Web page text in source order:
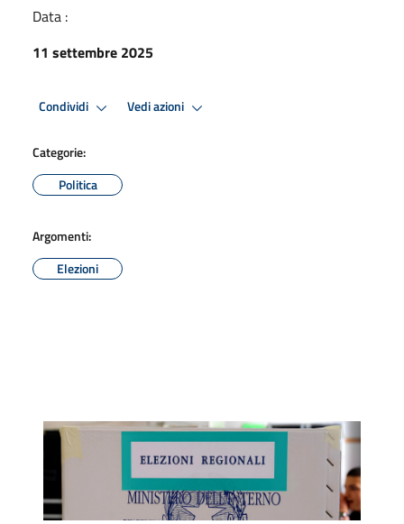
Data :
11 settembre 2025
Condividi Vedi azioni
Categorie:
Politica
Argomenti:
Elezioni